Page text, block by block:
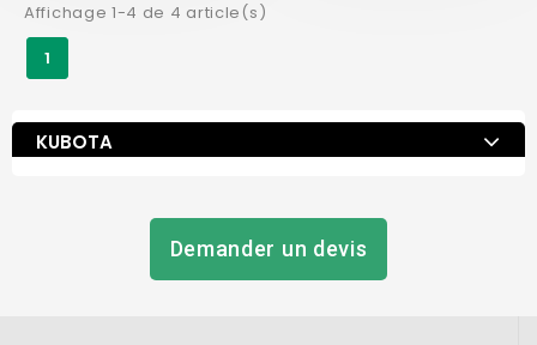
Affichage 1-4 de 4 article(s)
1
KUBOTA
Demander un devis